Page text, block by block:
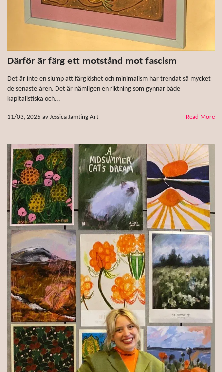
Därför är färg ett motstånd mot fascism
Det är inte en slump att färglöshet och minimalism har trendat så mycket
de senaste åren. Det är nämligen en riktning som gynnar både
kapitalistiska och...
11/03, 2025 av Jessica Jämting Art Read More